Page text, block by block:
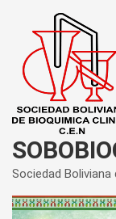
contenido
Sociedad